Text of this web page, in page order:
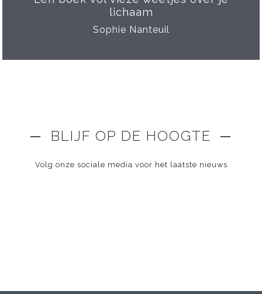
lichaam
Sophie Nanteuil
─ BLIJF OP DE HOOGTE ─
Volg onze sociale media voor het laatste nieuws